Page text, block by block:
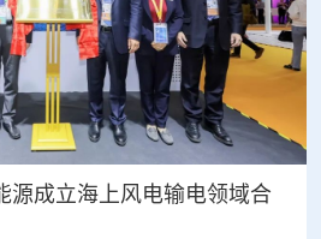
源成立海上风电输电领域合